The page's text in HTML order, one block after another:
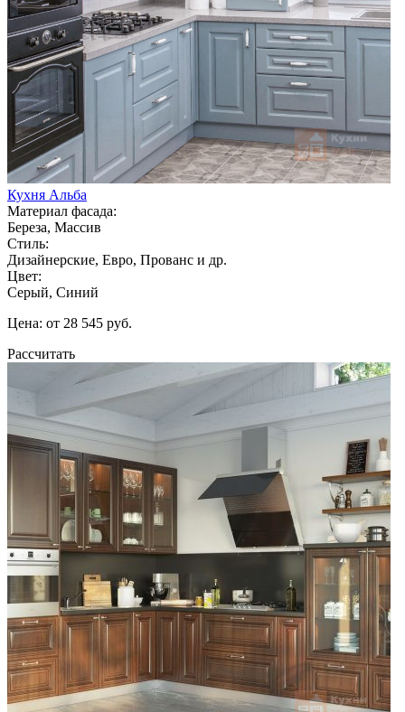
Кухня Альба
Материал фасада:
Береза, Массив
Стиль:
Дизайнерские, Евро, Прованс и др.
Цвет:
Серый, Синий
Цена: от 28 545 руб.
Рассчитать